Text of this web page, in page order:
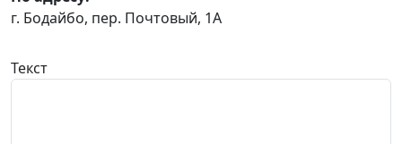
г. Бодайбо, пер. Почтовый, 1А
Текст